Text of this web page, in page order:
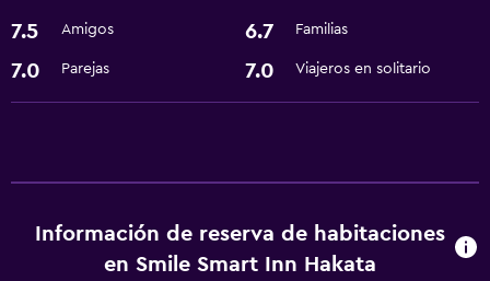
Servicios básicos
Aire acondicionado
Ascensor
7.5 Amigos 6.7 Familias
7.0 Parejas 7.0 Viajeros en solitario
Información de reserva de habitaciones
en Smile Smart Inn Hakata